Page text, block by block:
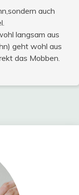
auch
langsam aus
geht wohl aus
das Mobben.